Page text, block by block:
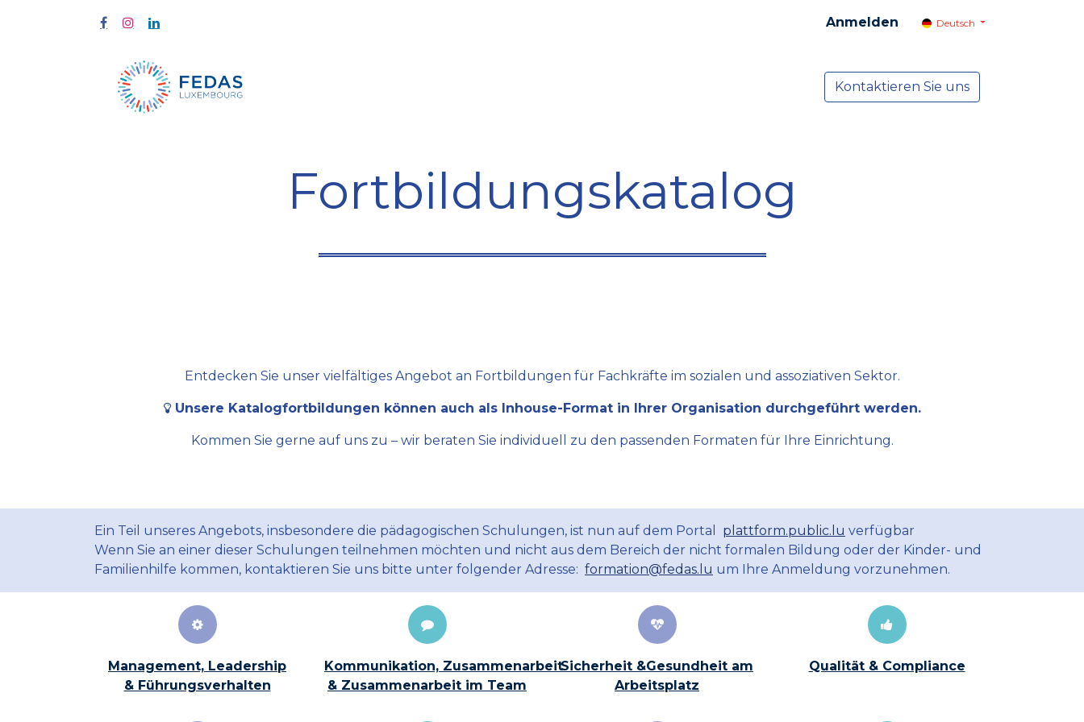
Anmelden Deutsch
NEWS
Kontaktieren Sie uns
Fortbildungskatalog
Entdecken Sie unser vielfältiges Angebot an Fortbildungen für Fachkräfte im sozialen und assoziativen Sektor.
Unsere Katalogfortbildungen können auch als Inhouse-Format in Ihrer Organisation durchgeführt werden.
Kommen Sie gerne auf uns zu – wir beraten Sie individuell zu den passenden Formaten für Ihre Einrichtung.
Ein Teil unseres Angebots, insbesondere die pädagogischen Schulungen, ist nun auf dem Portal plattform.public.lu verfügbar
Wenn Sie an einer dieser Schulungen teilnehmen möchten und nicht aus dem Bereich der nicht formalen Bildung oder der Kinder- und
Familienhilfe kommen, kontaktieren Sie uns bitte unter folgender Adresse: formation@fedas.lu um Ihre Anmeldung vorzunehmen.
Management, Leadership
& Führungsverhalten
Kommunikation, Zusammenarbeit
& Zusammenarbeit im Team
Sicherheit &Gesundheit am
Arbeitsplatz
Qualität & Compliance